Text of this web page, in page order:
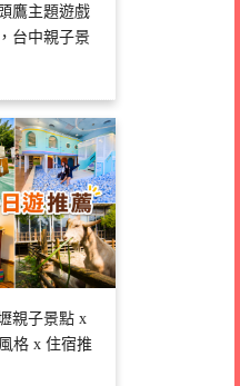
鷹主題遊戲
台中親子景
親子景點 x
格 x 住宿推